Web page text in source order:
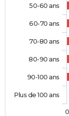
50-60 ans
60-70 ans
70-80 ans
80-90 ans
90-100 ans
Plus de 100 ans
0